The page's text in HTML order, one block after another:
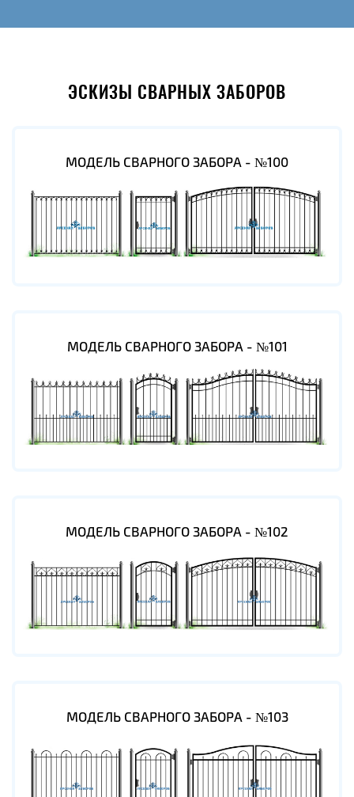
ЭСКИЗЫ СВАРНЫХ ЗАБОРОВ
МОДЕЛЬ СВАРНОГО ЗАБОРА - №100
МОДЕЛЬ СВАРНОГО ЗАБОРА - №101
МОДЕЛЬ СВАРНОГО ЗАБОРА - №102
МОДЕЛЬ СВАРНОГО ЗАБОРА - №103